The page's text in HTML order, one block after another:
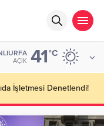
AÇIK 41°C
Yol Çalışmalarını